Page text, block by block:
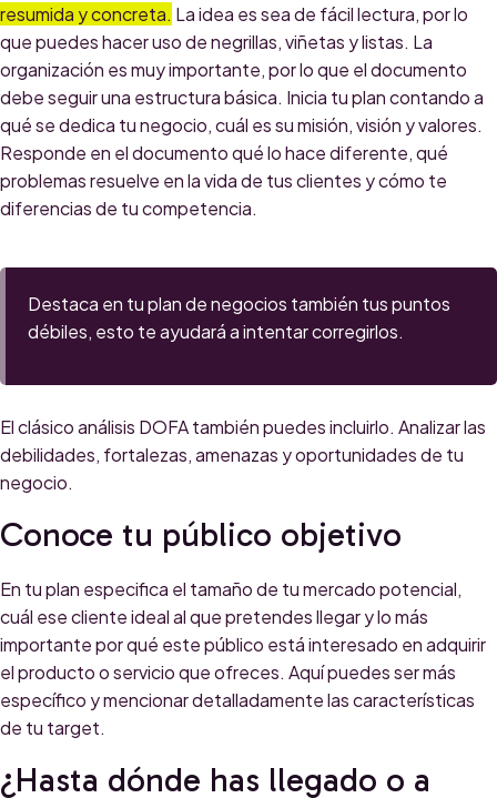
resumida y concreta. La idea es sea de fácil lectura, por lo
que puedes hacer uso de negrillas, viñetas y listas. La
organización es muy importante, por lo que el documento
debe seguir una estructura básica. Inicia tu plan contando a
qué se dedica tu negocio, cuál es su misión, visión y valores.
Responde en el documento qué lo hace diferente, qué
problemas resuelve en la vida de tus clientes y cómo te
diferencias de tu competencia.
Destaca en tu plan de negocios también tus puntos
débiles, esto te ayudará a intentar corregirlos.
El clásico análisis DOFA también puedes incluirlo. Analizar las
debilidades, fortalezas, amenazas y oportunidades de tu
negocio.
Conoce tu público objetivo
En tu plan especifica el tamaño de tu mercado potencial,
cuál ese cliente ideal al que pretendes llegar y lo más
importante por qué este público está interesado en adquirir
el producto o servicio que ofreces. Aquí puedes ser más
específico y mencionar detalladamente las características
de tu target.
¿Hasta dónde has llegado o a